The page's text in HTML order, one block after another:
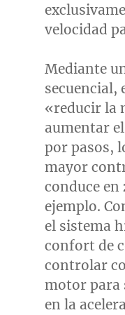
velocidad
Mediante
secuencial,
«reducir la
aumentar
por pasos,
mayor
conduce
ejemplo.
el sistema
confort de
controlar
motor para
en la